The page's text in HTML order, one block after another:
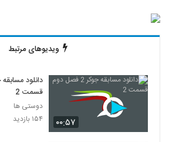
ویدیوهای مرتبط
۰۰:۵۷
قسمت 2
دوستی ها
۱۵۴ بازدید